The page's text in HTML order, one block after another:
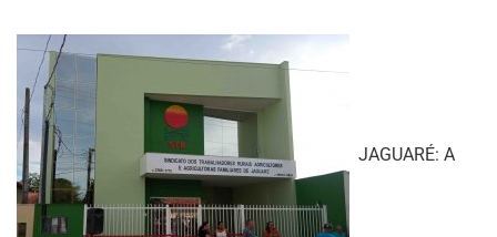
JAGUARÉ: A